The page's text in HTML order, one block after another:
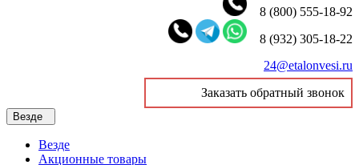
8 (800) 555-18-92
8 (932) 305-18-22
24@etalonvesi.ru
Заказать обратный звонок
Везде
Везде
Акционные товары